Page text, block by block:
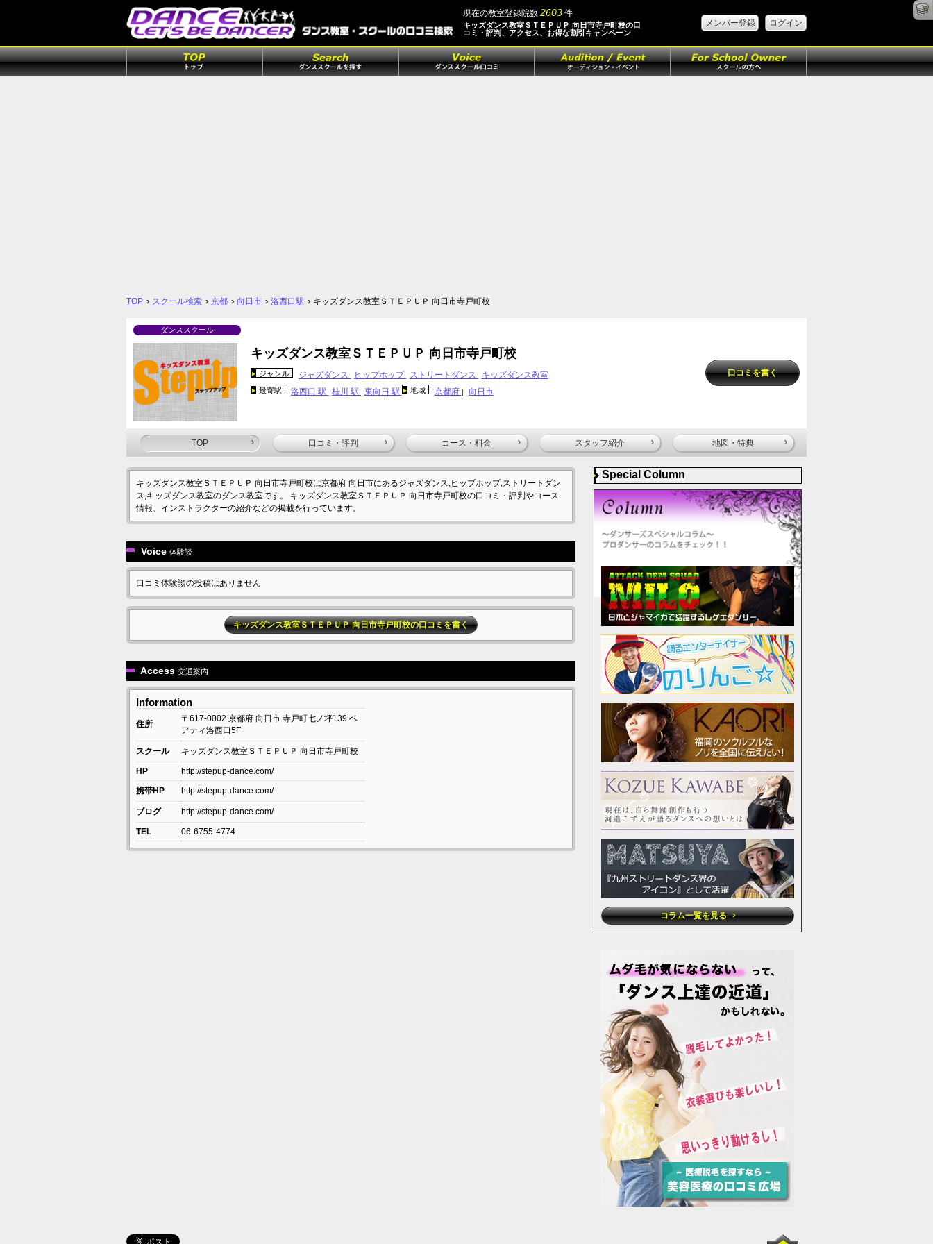
現在の教室登録院数 2603件
キッズダンス教室ＳＴＥＰＵＰ 向日市寺戸町校の口
コミ・評判、アクセス、お得な割引キャンペーン
メンバー登録 ログイン
TOP スクール検索 京都 向日市 洛西口駅 キッズダンス教室ＳＴＥＰＵＰ 向日市寺戸町校
ダンススクール
キッズダンス教室ＳＴＥＰＵＰ 向日市寺戸町校
ジャンル ジャズダンス ヒップホップ ストリートダンス キッズダンス教室
最寄駅 洛西口 駅 桂川 駅 東向日 駅 地域 京都府 | 向日市
口コミを書く
TOP 口コミ・評判 コース・料金 スタッフ紹介 地図・特典
キッズダンス教室ＳＴＥＰＵＰ 向日市寺戸町校は京都府 向日市にあるジャズダンス,ヒップホップ,ストリートダン
ス,キッズダンス教室のダンス教室です。 キッズダンス教室ＳＴＥＰＵＰ 向日市寺戸町校の口コミ・評判やコース
情報、インストラクターの紹介などの掲載を行っています。
Voice 体験談
口コミ体験談の投稿はありません
キッズダンス教室ＳＴＥＰＵＰ 向日市寺戸町校の口コミを書く
Access 交通案内
Information
住所
〒617-0002 京都府 向日市 寺戸町七ノ坪139 ベ
アティ洛西口5F
スクール キッズダンス教室ＳＴＥＰＵＰ 向日市寺戸町校
HP
http://stepup-dance.com/
携帯HP
http://stepup-dance.com/
ブログ http://stepup-dance.com/
TEL 06-6755-4774
Special Column
コラム一覧を見る